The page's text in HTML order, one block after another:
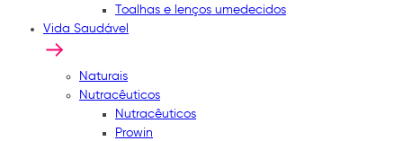
Toalhas e lenços umedecidos
Vida Saudável
Naturais
Nutracêuticos
Nutracêuticos
Prowin